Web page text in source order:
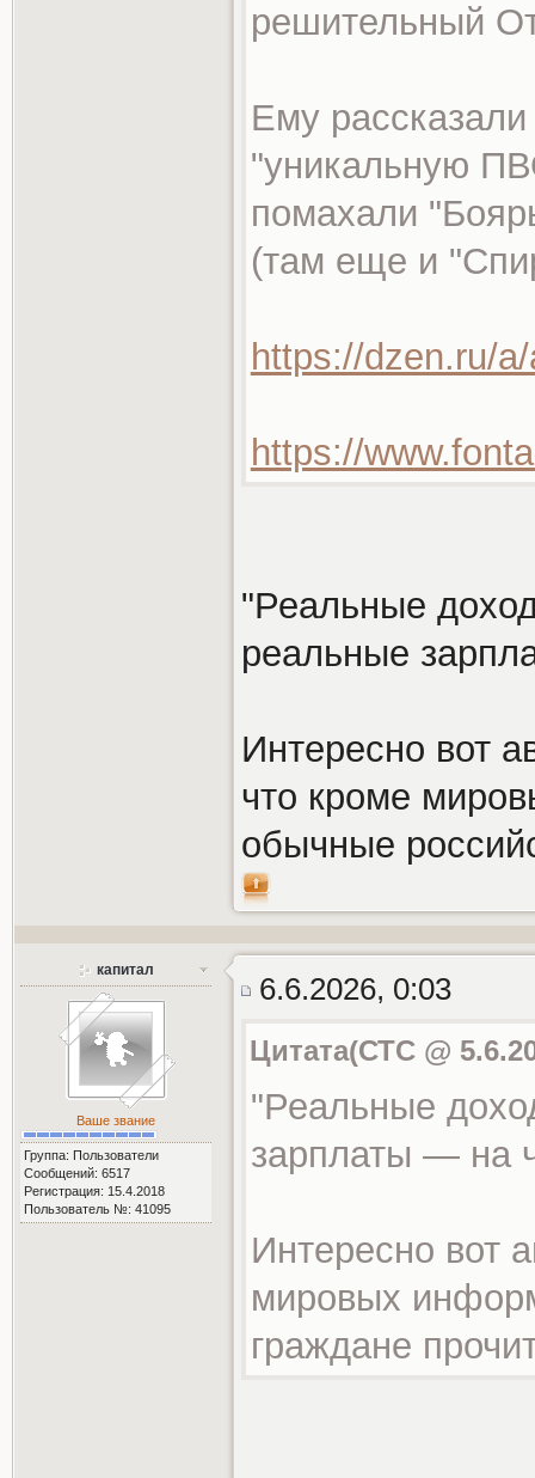
решительный
Ему
"уникальную
помахали
(там еще и
https://dzen.ru/
https://
"Реальные
реальные
Интересно вот
что кроме
обычные
капитал
Ваше звание
Группа: Пользователи
Сообщений: 6517
Регистрация: 15.4.2018
Пользователь №: 41095
6.6.2026, 0:03
Цитата(СТС @
"Реальные
зарплаты — на
Интересно вот
мировых
граждане